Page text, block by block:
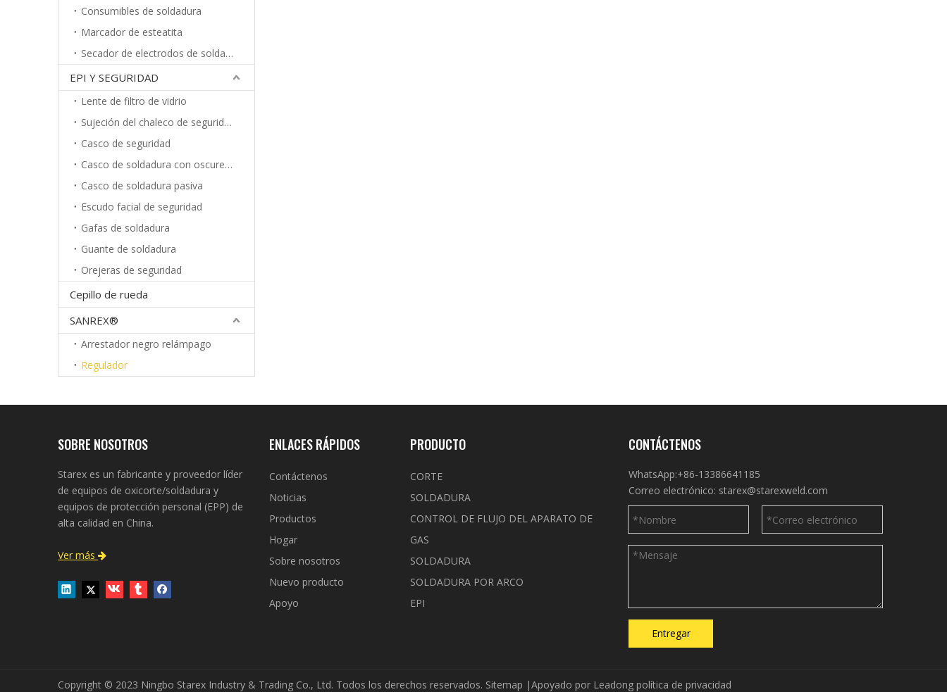
Consumibles de soldadura
Marcador de esteatita
Secador de electrodos de soldadura
EPI Y SEGURIDAD
Lente de filtro de vidrio
Sujeción del chaleco de seguridad
Casco de seguridad
Casco de soldadura con oscurecimiento automático
Casco de soldadura pasiva
Escudo facial de seguridad
Gafas de soldadura
Guante de soldadura
Orejeras de seguridad
Cepillo de rueda
SANREX®
Arrestador negro relámpago
Regulador
SOBRE NOSOTROS
Starex es un fabricante y proveedor líder
de equipos de oxicorte/soldadura y
equipos de protección personal (EPP) de
alta calidad en China.
Ver más 
ENLACES RÁPIDOS
Contáctenos
Noticias
Productos
Hogar
Sobre nosotros
Nuevo producto
Apoyo
PRODUCTO
CORTE
SOLDADURA
CONTROL DE FLUJO DEL APARATO DE
GAS
SOLDADURA
SOLDADURA POR ARCO
EPI
CONTÁCTENOS
WhatsApp:+86-13386641185
Correo electrónico: starex@starexweld.com
Entregar
Copyright © 2023 Ningbo Starex Industry & Trading Co., Ltd. Todos los derechos reservados. Sitemap |Apoyado por Leadong política de privacidad